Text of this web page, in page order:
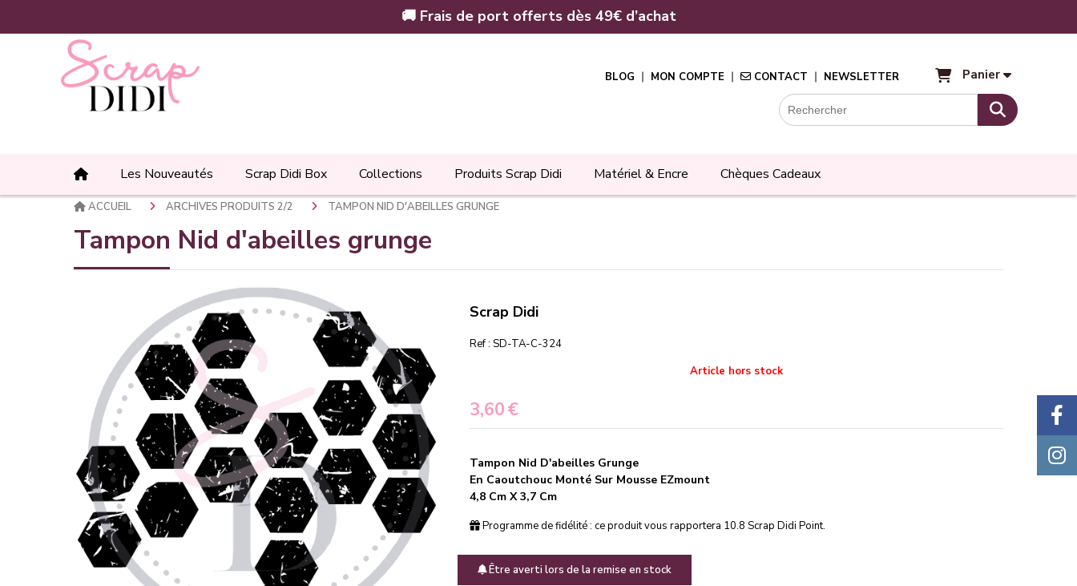
🚚 Frais de port offerts dès 49€ d’achat
BLOG MON COMPTE CONTACT NEWSLETTER Panier
Les Nouveautés Scrap Didi Box Collections Produits Scrap Didi Matériel & Encre Chèques Cadeaux
ACCUEIL ARCHIVES PRODUITS 2/2 TAMPON NID D'ABEILLES GRUNGE
Tampon Nid d'abeilles grunge
Scrap Didi
Ref : SD-TA-C-324
3,60€
Article hors stock
Tampon Nid D'abeilles Grunge
En Caoutchouc Monté Sur Mousse EZmount
4,8 Cm X 3,7 Cm
Programme de fidélité : ce produit vous rapportera 10.8 Scrap Didi Point.
Être averti lors de la remise en stock